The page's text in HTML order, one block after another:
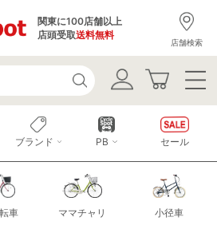
関東に100店舗以上
店頭受取送料無料
店舗検索
車 ママチャリ 小径車
ブランド PB セール